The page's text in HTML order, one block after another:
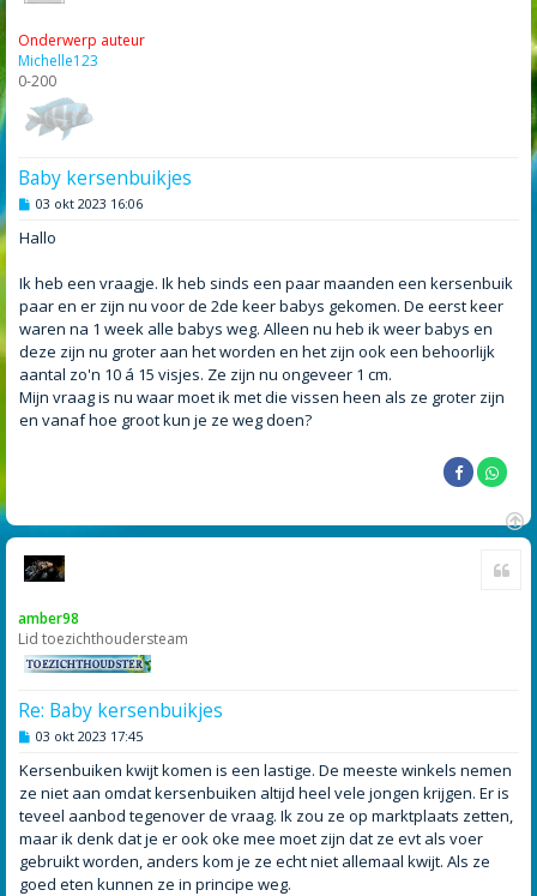
Onderwerp auteur
Michelle123
0-200
Baby kersenbuikjes
B
r
i
h
03 okt 2023 16:06
Hallo
Ik heb een vraagje. Ik heb sinds een paar maanden een kersenbuik
paar en er zijn nu voor de 2de keer babys gekomen. De eerst keer
waren na 1 week alle babys weg. Alleen nu heb ik weer babys en
deze zijn nu groter aan het worden en het zijn ook een behoorlijk
aantal zo'n 10 á 15 visjes. Ze zijn nu ongeveer 1 cm.
Mijn vraag is nu waar moet ik met die vissen heen als ze groter zijn
en vanaf hoe groot kun je ze weg doen?
O
amber98
Lid toezichthoudersteam
Re: Baby kersenbuikjes
B
r
i
c
h
03 okt 2023 17:45
Kersenbuiken kwijt komen is een lastige. De meeste winkels nemen
ze niet aan omdat kersenbuiken altijd heel vele jongen krijgen. Er is
teveel aanbod tegenover de vraag. Ik zou ze op marktplaats zetten,
maar ik denk dat je er ook oke mee moet zijn dat ze evt als voer
gebruikt worden, anders kom je ze echt niet allemaal kwijt. Als ze
goed eten kunnen ze in principe weg.